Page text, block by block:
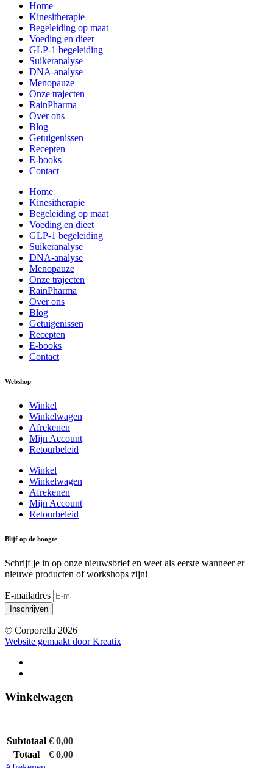
Home
Kinesitherapie
Begeleiding op maat
Voeding en dieet
GLP-1 begeleiding
Suikeranalyse
DNA-analyse
Menopauze
Onze trajecten
RainPharma
Over ons
Blog
Getuigenissen
Recepten
E-books
Contact
Home
Kinesitherapie
Begeleiding op maat
Voeding en dieet
GLP-1 begeleiding
Suikeranalyse
DNA-analyse
Menopauze
Onze trajecten
RainPharma
Over ons
Blog
Getuigenissen
Recepten
E-books
Contact
Webshop
Winkel
Winkelwagen
Afrekenen
Mijn Account
Retourbeleid
Winkel
Winkelwagen
Afrekenen
Mijn Account
Retourbeleid
Blijf op de hoogte
Schrijf je in op onze nieuwsbrief en weet als eerste wanneer er
nieuwe producten of workshops zijn!
E-mailadres
Inschrijven
© Corporella 2026
Website gemaakt door Kreatix
Winkelwagen
Subtotaal € 0,00
Totaal
€ 0,00